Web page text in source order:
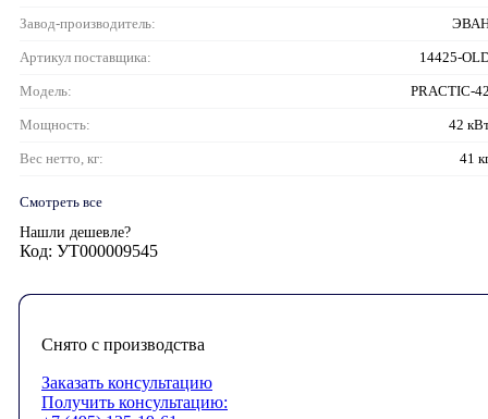
Завод-производитель:
Артикул поставщика: 14425-
Модель: PRACTIC-
Мощность: 42
Вес нетто, кг: 41
Смотреть все
Нашли дешевле?
Код: УТ000009545
Снято с производства
Заказать консультацию
Получить консультацию: